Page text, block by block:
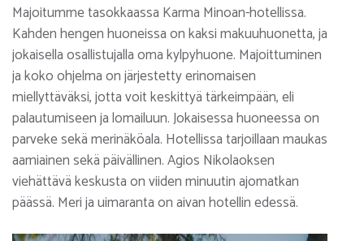
Majoitumme tasokkaassa Karma Minoan-hotellissa.
Kahden hengen huoneissa on kaksi makuuhuonetta, ja
jokaisella osallistujalla oma kylpyhuone. Majoittuminen
ja koko ohjelma on järjestetty erinomaisen
miellyttäväksi, jotta voit keskittyä tärkeimpään, eli
palautumiseen ja lomailuun. Jokaisessa huoneessa on
parveke sekä merinäköala. Hotellissa tarjoillaan maukas
aamiainen sekä päivällinen. Agios Nikolaoksen
viehättävä keskusta on viiden minuutin ajomatkan
päässä. Meri ja uimaranta on aivan hotellin edessä.